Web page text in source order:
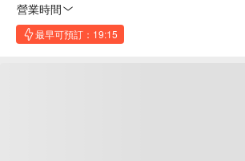
營業時間
最早可預訂：19:15